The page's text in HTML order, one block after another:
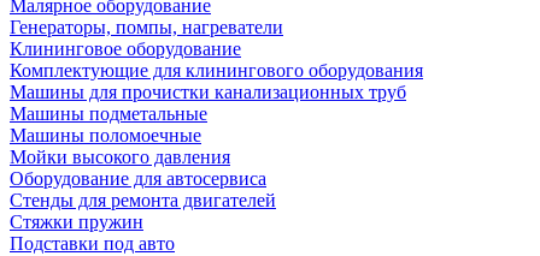
Малярное оборудование
Генераторы, помпы, нагреватели
Клининговое оборудование
Комплектующие для клинингового оборудования
Машины для прочистки канализационных труб
Машины подметальные
Машины поломоечные
Мойки высокого давления
Оборудование для автосервиса
Стенды для ремонта двигателей
Стяжки пружин
Подставки под авто